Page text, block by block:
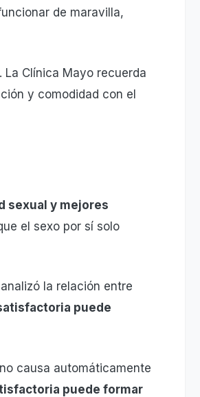
de maravilla,
. La Clínica Mayo recuerda
y comodidad con el
sexual y mejores
el sexo por sí solo
la relación entre
puede
causa automáticamente
puede formar